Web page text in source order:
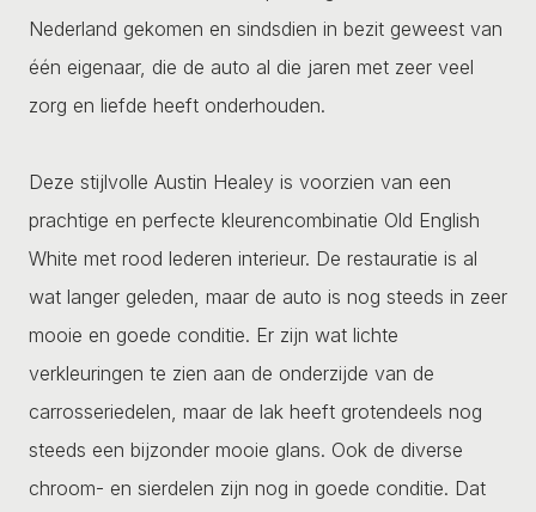
Nederland gekomen en sindsdien in bezit geweest van
één eigenaar, die de auto al die jaren met zeer veel
zorg en liefde heeft onderhouden.
Deze stijlvolle Austin Healey is voorzien van een
prachtige en perfecte kleurencombinatie Old English
White met rood lederen interieur. De restauratie is al
wat langer geleden, maar de auto is nog steeds in zeer
mooie en goede conditie. Er zijn wat lichte
verkleuringen te zien aan de onderzijde van de
carrosseriedelen, maar de lak heeft grotendeels nog
steeds een bijzonder mooie glans. Ook de diverse
chroom- en sierdelen zijn nog in goede conditie. Dat